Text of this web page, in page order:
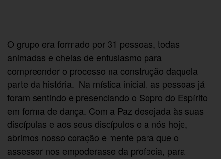
O grupo era formado por 31 pessoas, todas
animadas e cheias de entusiasmo para
compreender o processo na construção daquela
parte da história. Na mística inicial, as pessoas já
foram sentindo e presenciando o Sopro do Espírito
em forma de dança. Com a Paz desejada às suas
discípulas e aos seus discípulos e a nós hoje,
abrimos nosso coração e mente para que o
assessor nos empoderasse da profecia, para